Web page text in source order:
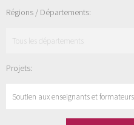
Régions / Départements:
Projets: